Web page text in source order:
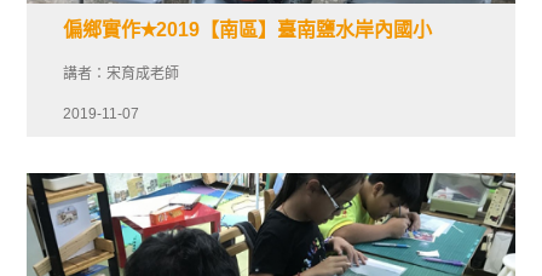
偏鄉實作✭2019【南區】臺南鹽水岸內國小
講者：宋育成老師
2019-11-07